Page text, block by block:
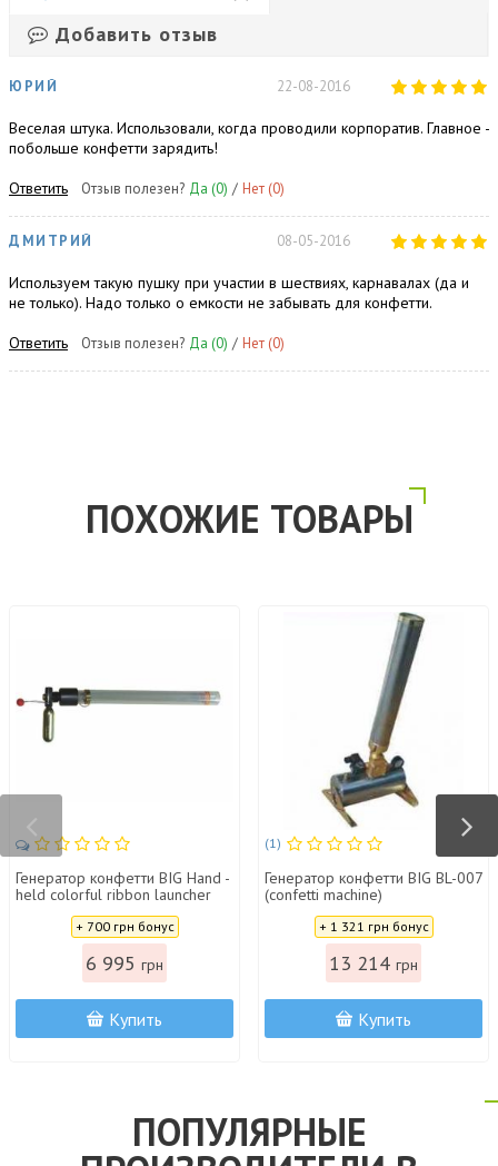
Добавить отзыв
ЮРИЙ 22-08-2016
Веселая штука. Использовали, когда проводили корпоратив. Главное -
побольше конфетти зарядить!
Ответить
Отзыв полезен? Да (0) / Нет (0)
ДМИТРИЙ 08-05-2016
Используем такую пушку при участии в шествиях, карнавалах (да и
не только). Надо только о емкости не забывать для конфетти.
Ответить
Отзыв полезен? Да (0) / Нет (0)
ПОХОЖИЕ ТОВАРЫ
Генератор конфетти BIG Hand -
held colorful ribbon launcher
+ 700 грн бонус
6 995 грн
Купить
(1)
Генератор конфетти BIG BL-007
(confetti machine)
+ 1 321 грн бонус
13 214 грн
Купить
ПОПУЛЯРНЫЕ